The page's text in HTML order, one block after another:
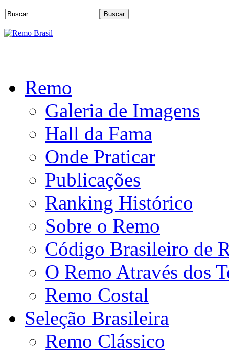
Remo
Galeria de Imagens
Hall da Fama
Onde Praticar
Publicações
Ranking Histórico
Sobre o Remo
Código Brasileiro de
O Remo Através dos
Remo Costal
Seleção Brasileira
Remo Clássico